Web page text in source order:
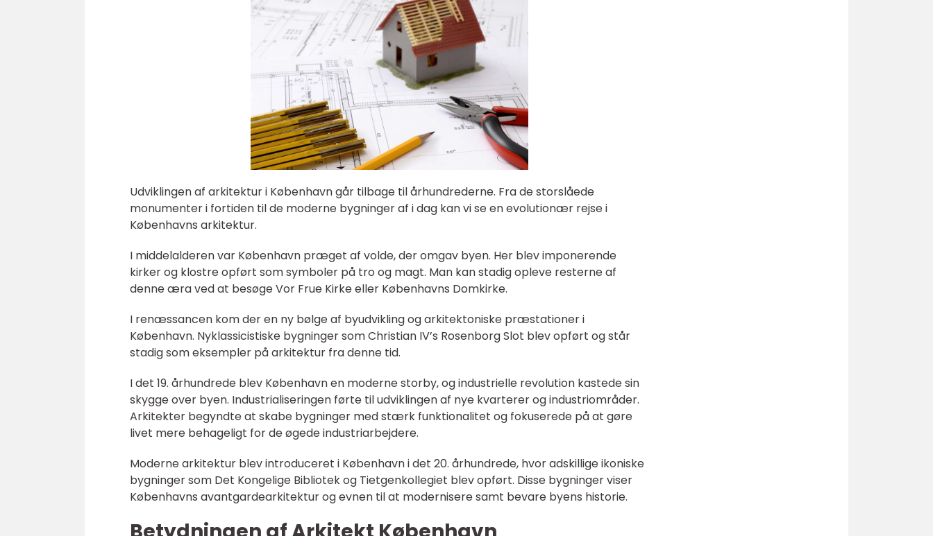
Udviklingen af arkitektur i København går tilbage til århundrederne. Fra de storslåede
monumenter i fortiden til de moderne bygninger af i dag kan vi se en evolutionær rejse i
Københavns arkitektur.
I middelalderen var København præget af volde, der omgav byen. Her blev imponerende
kirker og klostre opført som symboler på tro og magt. Man kan stadig opleve resterne af
denne æra ved at besøge Vor Frue Kirke eller Københavns Domkirke.
I renæssancen kom der en ny bølge af byudvikling og arkitektoniske præstationer i
København. Nyklassicistiske bygninger som Christian IV’s Rosenborg Slot blev opført og står
stadig som eksempler på arkitektur fra denne tid.
I det 19. århundrede blev København en moderne storby, og industrielle revolution kastede sin
skygge over byen. Industrialiseringen førte til udviklingen af nye kvarterer og industriområder.
Arkitekter begyndte at skabe bygninger med stærk funktionalitet og fokuserede på at gøre
livet mere behageligt for de øgede industriarbejdere.
Moderne arkitektur blev introduceret i København i det 20. århundrede, hvor adskillige ikoniske
bygninger som Det Kongelige Bibliotek og Tietgenkollegiet blev opført. Disse bygninger viser
Københavns avantgardearkitektur og evnen til at modernisere samt bevare byens historie.